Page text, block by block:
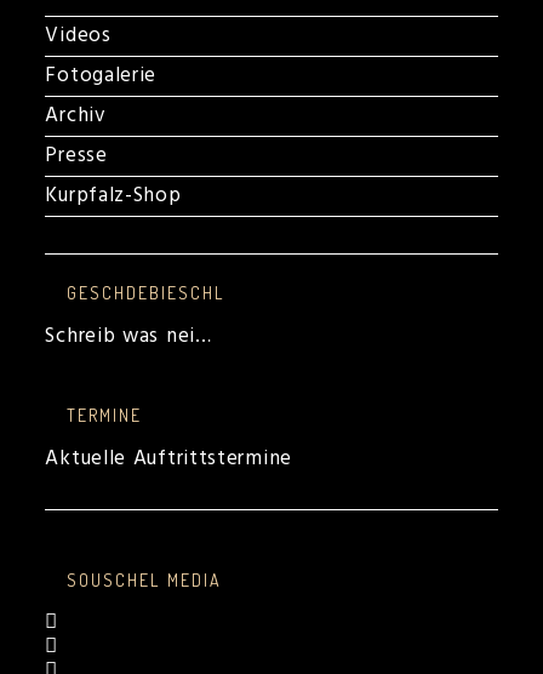
Videos
Fotogalerie
Archiv
Presse
Kurpfalz-Shop
GESCHDEBIESCHL
Schreib was nei…
TERMINE
Aktuelle Auftrittstermine
SOUSCHEL MEDIA